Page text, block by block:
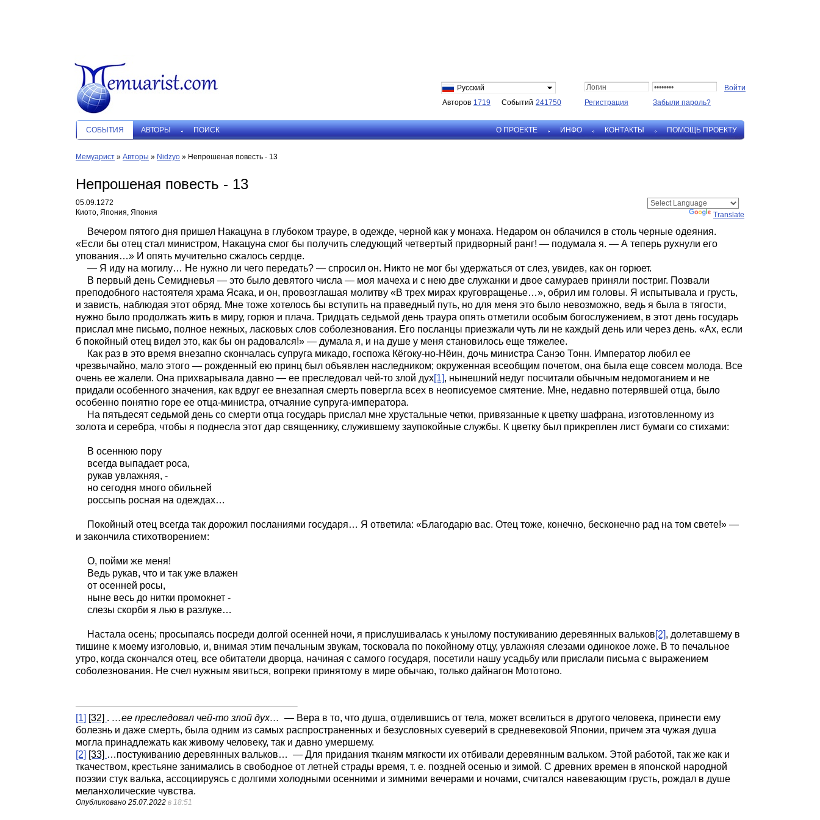
Русский
Авторов 1719 Событий 241750 Регистрация Забыли пароль?
СОБЫТИЯ АВТОРЫ ПОИСК О ПРОЕКТЕ ИНФО КОНТАКТЫ ПОМОЩЬ ПРОЕКТУ
Мемуарист » Авторы » Nidzyo » Непрошеная повесть - 13
Непрошеная повесть - 13
05.09.1272
Киото, Япония, Япония
Translate
Вечером пятого дня пришел Накацуна в глубоком трауре, в одежде, черной как у монаха. Недаром он облачился в столь черные одеяния.
«Если бы отец стал министром, Накацуна смог бы получить следующий четвертый придворный ранг! — подумала я. — А теперь рухнули его
упования…» И опять мучительно сжалось сердце.
— Я иду на могилу… Не нужно ли чего передать? — спросил он. Никто не мог бы удержаться от слез, увидев, как он горюет.
В первый день Семидневья — это было девятого числа — моя мачеха и с нею две служанки и двое самураев приняли постриг. Позвали
преподобного настоятеля храма Ясака, и он, провозглашая молитву «В трех мирах круговращенье…», обрил им головы. Я испытывала и грусть,
и зависть, наблюдая этот обряд. Мне тоже хотелось бы вступить на праведный путь, но для меня это было невозможно, ведь я была в тягости,
нужно было продолжать жить в миру, горюя и плача. Тридцать седьмой день траура опять отметили особым богослужением, в этот день государь
прислал мне письмо, полное нежных, ласковых слов соболезнования. Его посланцы приезжали чуть ли не каждый день или через день. «Ах, если
б покойный отец видел это, как бы он радовался!» — думала я, и на душе у меня становилось еще тяжелее.
Как раз в это время внезапно скончалась супруга микадо, госпожа Кёгоку-но-Нёин, дочь министра Санэо Тонн. Император любил ее
чрезвычайно, мало этого — рожденный ею принц был объявлен наследником; окруженная всеобщим почетом, она была еще совсем молода. Все
очень ее жалели. Она прихварывала давно — ее преследовал чей-то злой дух[1], нынешний недуг посчитали обычным недомоганием и не
придали особенного значения, как вдруг ее внезапная смерть повергла всех в неописуемое смятение. Мне, недавно потерявшей отца, было
особенно понятно горе ее отца-министра, отчаяние супруга-императора.
На пятьдесят седьмой день со смерти отца государь прислал мне хрустальные четки, привязанные к цветку шафрана, изготовленному из
золота и серебра, чтобы я поднесла этот дар священнику, служившему заупокойные службы. К цветку был прикреплен лист бумаги со стихами:
В осеннюю пору
всегда выпадает роса,
рукав увлажняя, -
но сегодня много обильней
россыпь росная на одеждах…
Покойный отец всегда так дорожил посланиями государя… Я ответила: «Благодарю вас. Отец тоже, конечно, бесконечно рад на том свете!» —
и закончила стихотворением:
О, пойми же меня!
Ведь рукав, что и так уже влажен
от осенней росы,
ныне весь до нитки промокнет -
слезы скорби я лью в разлуке…
Настала осень; просыпаясь посреди долгой осенней ночи, я прислушивалась к унылому постукиванию деревянных вальков[2], долетавшему в
тишине к моему изголовью, и, внимая этим печальным звукам, тосковала по покойному отцу, увлажняя слезами одинокое ложе. В то печальное
утро, когда скончался отец, все обитатели дворца, начиная с самого государя, посетили нашу усадьбу или прислали письма с выражением
соболезнования. Не счел нужным явиться, вопреки принятому в мире обычаю, только дайнагон Мототоно.
[1] [32] . …ее преследовал чей-то злой дух… — Вера в то, что душа, отделившись от тела, может вселиться в другого человека, принести ему
болезнь и даже смерть, была одним из самых распространенных и безусловных суеверий в средневековой Японии, причем эта чужая душа
могла принадлежать как живому человеку, так и давно умершему.
[2] [33] …постукиванию деревянных вальков… — Для придания тканям мягкости их отбивали деревянным вальком. Этой работой, так же как и
ткачеством, крестьяне занимались в свободное от летней страды время, т. е. поздней осенью и зимой. С древних времен в японской народной
поэзии стук валька, ассоциируясь с долгими холодными осенними и зимними вечерами и ночами, считался навевающим грусть, рождал в душе
меланхолические чувства.
Опубликовано 25.07.2022 в 18:51